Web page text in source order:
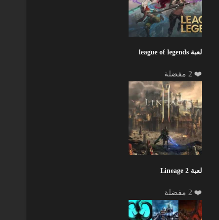
لعبة league of legends
❤️ 2 مفضلة
لعبة Lineage 2
❤️ 2 مفضلة